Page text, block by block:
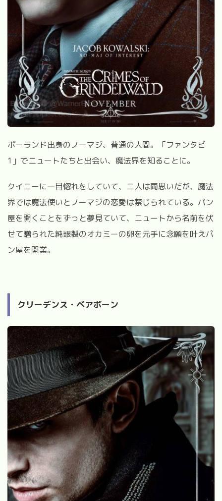
ポーランド出身のノーマジ、普通の人間。「ファンタビ
1 」でニュートたちと出会い、魔法界を知ることに。
クイニーに一目惚れをしていて、二人は両思いだが、魔法
界では魔法使いとノーマジの恋愛は禁じられている。パン
屋を開くことをずっと夢見ていて、ニュートから名前を伏
せて贈られた純銀製のオカミーの卵を元手に念願を叶えパ
ン屋を開業。
クリーデンス・ベアボーン